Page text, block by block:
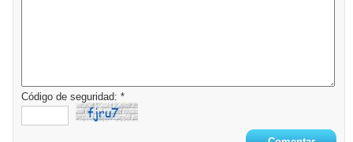
Código de seguridad: *